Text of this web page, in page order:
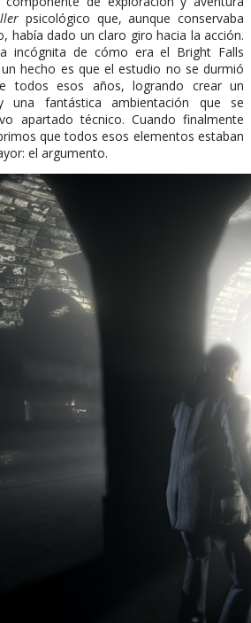
psicológico que, aunque conservaba
había dado un claro giro hacia la acción.
incógnita de cómo era el Bright Falls
hecho es que el estudio no se durmió
todos esos años, logrando crear un
una fantástica ambientación que se
apartado técnico. Cuando finalmente
que todos esos elementos estaban
el argumento.